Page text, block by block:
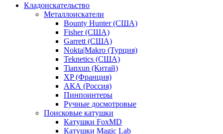
Кладоискательство
Металлоискатели
Bounty Hunter (США)
Fisher (США)
Garrett (США)
Nokta|Makro (Турция)
Teknetics (США)
Tianxun (Китай)
XP (Франция)
АКА (Россия)
Пинпоинтеры
Ручные досмотровые
Поисковые катушки
Катушки FoxMD
Катушки Magic Lab